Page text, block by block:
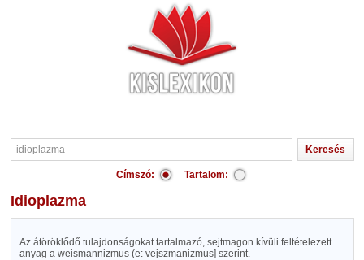
Címszó: Tartalom:
idioplazma
Az átöröklődő tulajdonságokat tartalmazó, sejtmagon kívüli feltételezett
anyag a weismannizmus (e: vejszmanizmus] szerint.